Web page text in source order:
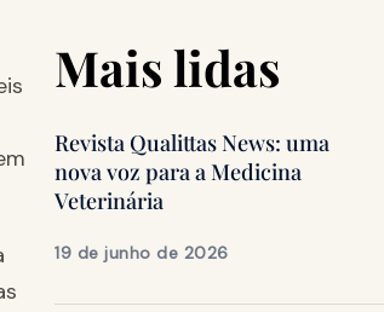
Mais lidas
Revista Qualittas News: uma
nova voz para a Medicina
Veterinária
19 de junho de 2026